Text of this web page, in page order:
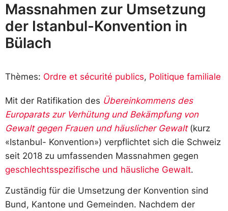
Massnahmen zur Umsetzung
der Istanbul-Konvention in
Bülach
Thèmes: Ordre et sécurité publics, Politique familiale
Mit der Ratifikation des Übereinkommens des
Europarats zur Verhütung und Bekämpfung von
Gewalt gegen Frauen und häuslicher Gewalt (kurz
«Istanbul- Konvention») verpflichtet sich die Schweiz
seit 2018 zu umfassenden Massnahmen gegen
geschlechtsspezifische und häusliche Gewalt.
Zuständig für die Umsetzung der Konvention sind
Bund, Kantone und Gemeinden. Nachdem der